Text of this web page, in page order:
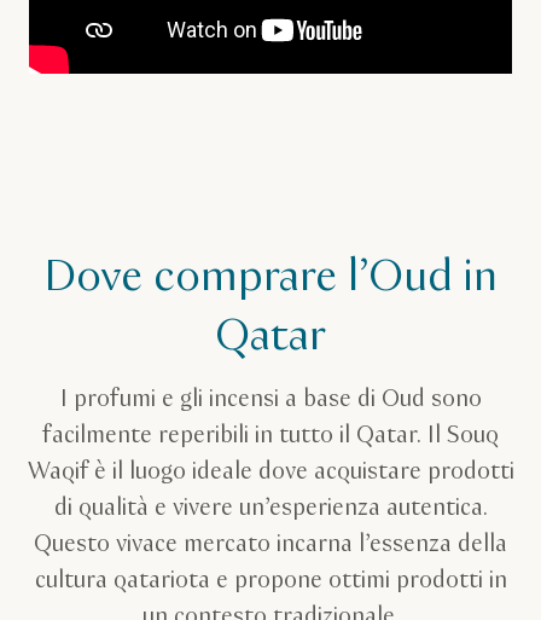
Dove comprare l’Oud in
Qatar
I profumi e gli incensi a base di Oud sono
facilmente reperibili in tutto il Qatar. Il Souq
Waqif è il luogo ideale dove acquistare prodotti
di qualità e vivere un’esperienza autentica.
Questo vivace mercato incarna l’essenza della
cultura qatariota e propone ottimi prodotti in